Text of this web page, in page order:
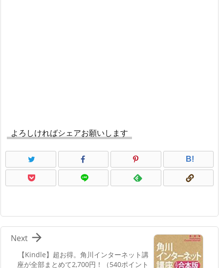
よろしければシェアお願いします
B!
【Kindle】超お得。角川インターネット講
座が全部まとめて2,700円！（540ポイント

Next